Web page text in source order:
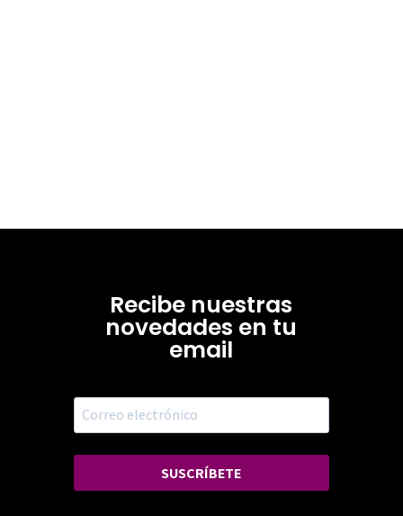
Recibe nuestras
novedades en tu
email
SUSCRÍBETE